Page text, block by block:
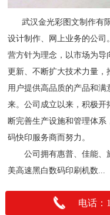
武汉金光彩图文制作有限
设计制作、网上业务的公司
营方针为理念，以市场为
更新、不断扩大技术力量
用户提供高品质的产品和
来。公司成立以来，积极
断完善生产设施和管理体
码快印服务商而努力。
公司拥有惠普、佳能、
美高速黑白数码印刷机数...
电话：